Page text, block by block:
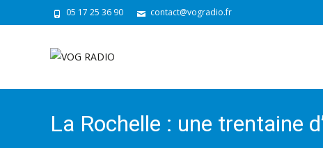
05 17 25 36 90 contact@vogradio.fr
La Rochelle : une trentaine